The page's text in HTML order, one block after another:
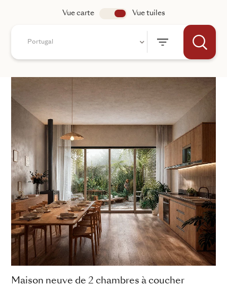
+44
ENVOYER
Vue carte app.search.view
Vue tuiles
Portugal
Maison neuve de 2 chambres à coucher